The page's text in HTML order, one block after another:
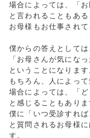
場合によっては、「
と言われることもある
お母様もお仕事され
僕からの答えとしては
「お母さんが気にな
ということになります
もちろん、人によっ
場合によっては、「
と感じることもありま
僕に「いつ受診すれば
と質問されるお母様
す。